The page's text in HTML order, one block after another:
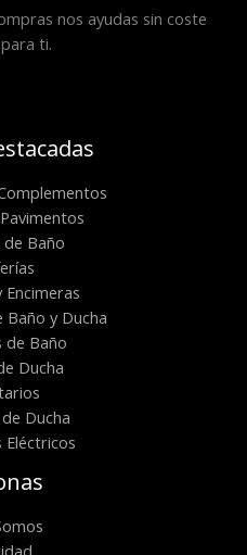
nos ayudas sin coste
ti.
de Baño
Encimeras
y Ducha
de Baño
Ducha
Ducha
Eléctricos